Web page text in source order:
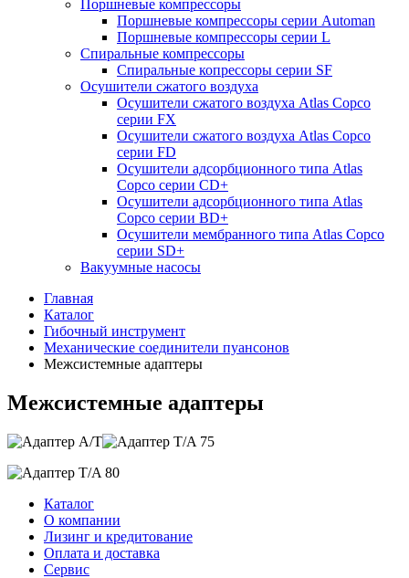
Поршневые компрессоры
Поршневые компрессоры серии Automan
Поршневые компрессоры серии L
Спиральные компрессоры
Спиральные копрессоры серии SF
Осушители сжатого воздуха
Осушители сжатого воздуха Atlas Copco
серии FX
Осушители сжатого воздуха Atlas Copco
серии FD
Осушители адсорбционного типа Atlas
Copco серии СD+
Осушители адсорбционного типа Atlas
Copco серии BD+
Осушители мембранного типа Atlas Copco
серии SD+
Вакуумные насосы
Главная
Каталог
Гибочный инструмент
Механические соединители пуансонов
Межсистемные адаптеры
Межсистемные адаптеры
Каталог
О компании
Лизинг и кредитование
Оплата и доставка
Сервис